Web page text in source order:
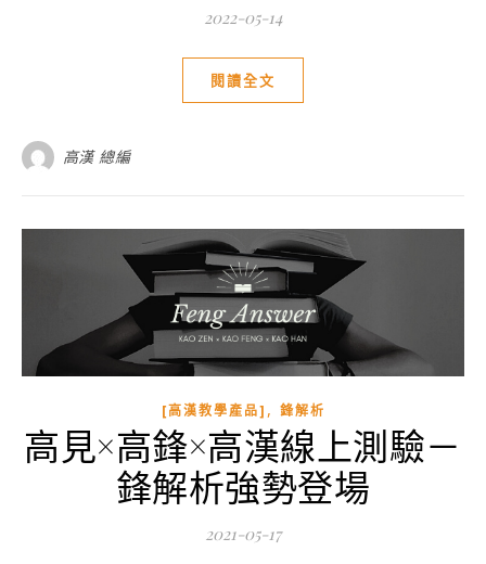
2022-05-14
閱讀全文
高漢 總編
[高漢教學產品] , 鋒解析
高見×高鋒×高漢線上測驗－
鋒解析強勢登場
2021-05-17